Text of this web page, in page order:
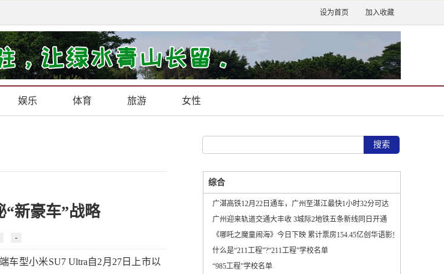
设为首页 加入收藏
娱乐 体育 旅游 女性
“新豪车”战略
型小米SU7 Ultra自2月27日上市以
综合
广湛高铁12月22日通车，广州至湛江最快1小时32分可达
广州迎来轨道交通大丰收 3城际2地铁五条新线同日开通
《哪吒之魔童闹海》今日下映 累计票房154.45亿创华语影史新纪录
什么是“211工程”?“211工程”学校名单
“985工程”学校名单